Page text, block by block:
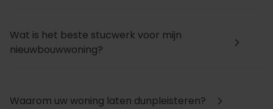
Wat is het beste stucwerk voor mijn
nieuwbouwwoning?
arrow_forward_ios
Waarom uw woning laten dunpleisteren? arrow_forward_ios